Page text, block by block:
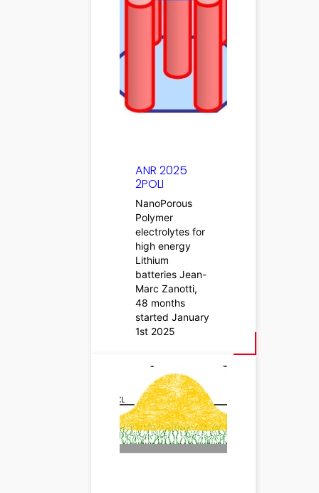
ANR 2025
2POLI
NanoPorous
Polymer
electrolytes for
high energy
Lithium
batteries Jean-
Marc Zanotti,
48 months
started January
1st 2025